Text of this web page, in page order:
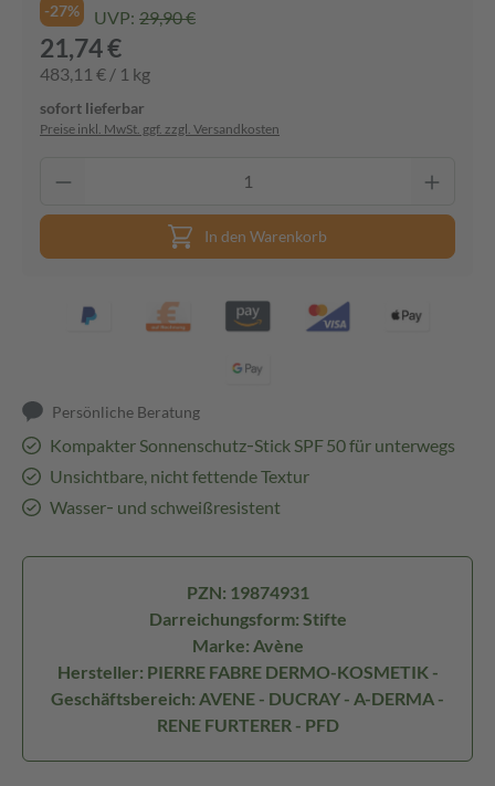
-27% UVP: 29,90 €
21,74 €
483,11 € / 1 kg
sofort lieferbar
Preise inkl. MwSt. ggf. zzgl. Versandkosten
In den Warenkorb
Persönliche Beratung
Kompakter Sonnenschutz‑Stick SPF 50 für unterwegs
Unsichtbare, nicht fettende Textur
Wasser‑ und schweißresistent
PZN: 19874931
Darreichungsform: Stifte
Marke: Avène
Hersteller: PIERRE FABRE DERMO-KOSMETIK -
Geschäftsbereich: AVENE - DUCRAY - A-DERMA -
RENE FURTERER - PFD